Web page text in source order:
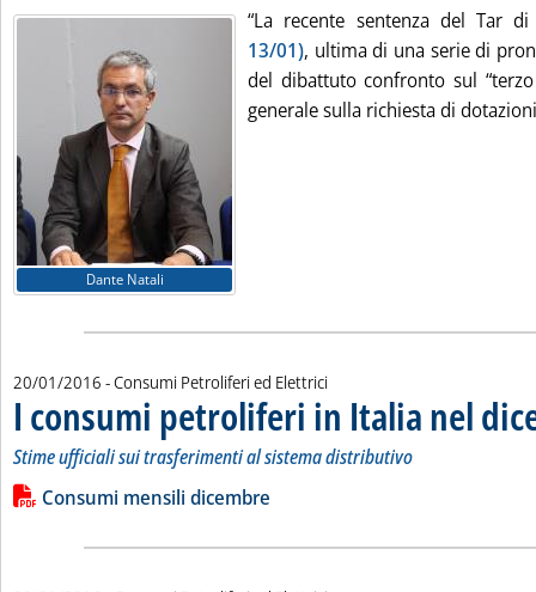
Dante Natali
“La recente sentenza del Tar
13/01), ultima di una serie di
del dibattuto confronto sul
generale sulla richiesta di
20/01/2016 - Consumi Petroliferi ed Elettrici
I consumi petroliferi in Italia nel
Stime ufficiali sui trasferimenti al sistema distributivo
Leggi tutta la notizia: 'I consumi petroliferi in Italia nel
Lista allegati PDF alla notizia
Consumi mensili dicembre